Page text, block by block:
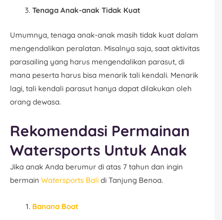
Tenaga Anak-anak Tidak Kuat
Umumnya, tenaga anak-anak masih tidak kuat dalam
mengendalikan peralatan. Misalnya saja, saat aktivitas
parasailing yang harus mengendalikan parasut, di
mana peserta harus bisa menarik tali kendali. Menarik
lagi, tali kendali parasut hanya dapat dilakukan oleh
orang dewasa.
Rekomendasi Permainan
Watersports Untuk Anak
Jika anak Anda berumur di atas 7 tahun dan ingin
bermain Watersports Bali di Tanjung Benoa.
Banana Boat